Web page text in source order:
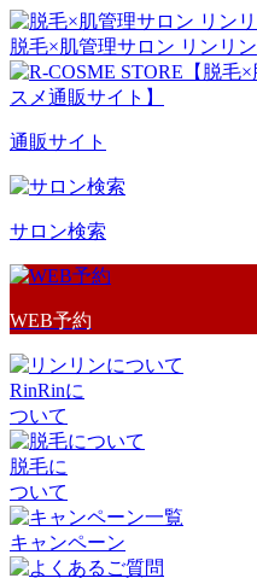
脱毛×肌管理サロン リンリン
通販サイト
サロン検索
WEB予約
RinRinに
ついて
脱毛に
ついて
キャンペーン